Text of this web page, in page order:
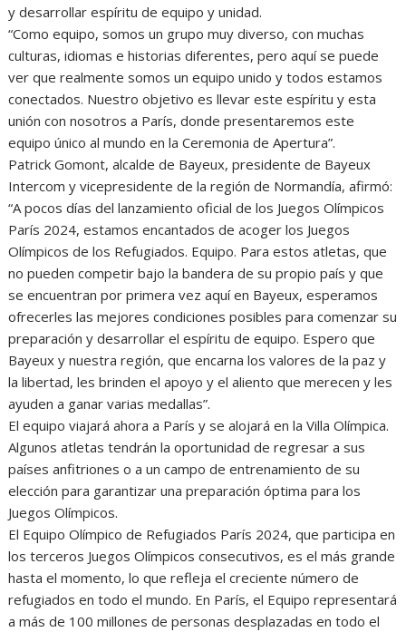
y desarrollar espíritu de equipo y unidad.
“Como equipo, somos un grupo muy diverso, con muchas
culturas, idiomas e historias diferentes, pero aquí se puede
ver que realmente somos un equipo unido y todos estamos
conectados. Nuestro objetivo es llevar este espíritu y esta
unión con nosotros a París, donde presentaremos este
equipo único al mundo en la Ceremonia de Apertura”.
Patrick Gomont, alcalde de Bayeux, presidente de Bayeux
Intercom y vicepresidente de la región de Normandía, afirmó:
“A pocos días del lanzamiento oficial de los Juegos Olímpicos
París 2024, estamos encantados de acoger los Juegos
Olímpicos de los Refugiados. Equipo. Para estos atletas, que
no pueden competir bajo la bandera de su propio país y que
se encuentran por primera vez aquí en Bayeux, esperamos
ofrecerles las mejores condiciones posibles para comenzar su
preparación y desarrollar el espíritu de equipo. Espero que
Bayeux y nuestra región, que encarna los valores de la paz y
la libertad, les brinden el apoyo y el aliento que merecen y les
ayuden a ganar varias medallas”.
El equipo viajará ahora a París y se alojará en la Villa Olímpica.
Algunos atletas tendrán la oportunidad de regresar a sus
países anfitriones o a un campo de entrenamiento de su
elección para garantizar una preparación óptima para los
Juegos Olímpicos.
El Equipo Olímpico de Refugiados París 2024, que participa en
los terceros Juegos Olímpicos consecutivos, es el más grande
hasta el momento, lo que refleja el creciente número de
refugiados en todo el mundo. En París, el Equipo representará
a más de 100 millones de personas desplazadas en todo el